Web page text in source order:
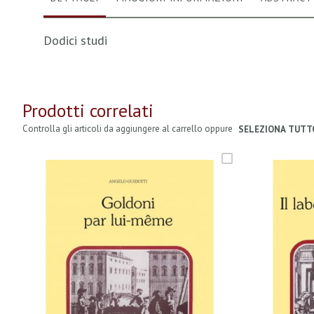
Dodici studi
Prodotti correlati
Controlla gli articoli da aggiungere al carrello oppure SELEZIONA